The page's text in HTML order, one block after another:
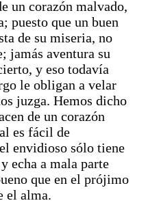
un corazón malvado,
puesto que un buen
de su miseria, no
jamás aventura su
y eso todavía
le obligan a velar
juzga. Hemos dicho
de un corazón
es fácil de
envidioso sólo tiene
echa a mala parte
que en el prójimo
el alma.